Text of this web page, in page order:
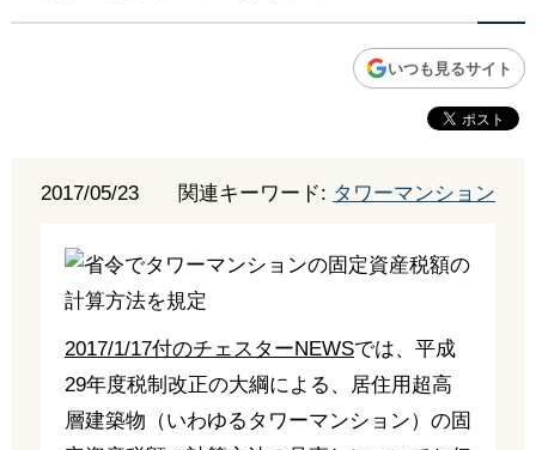
いつも見るサイト
2017/05/23 関連キーワード: タワーマンション
2017/1/17付のチェスターNEWSでは、平成
29年度税制改正の大綱による、居住用超高
層建築物（いわゆるタワーマンション）の固